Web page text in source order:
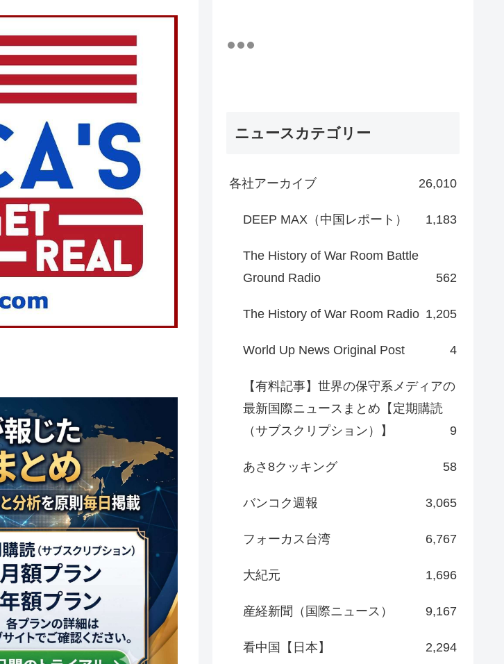
ニュースカテゴリー
各社アーカイブ 26,010
DEEP MAX（中国レポート） 1,183
The History of War Room Battle
Ground Radio
562
The History of War Room Radio 1,205
World Up News Original Post 4
【有料記事】世界の保守系メディアの
最新国際ニュースまとめ【定期購読
（サブスクリプション）】
9
あさ8クッキング 58
バンコク週報 3,065
フォーカス台湾 6,767
大紀元 1,696
産経新聞（国際ニュース） 9,167
看中国【日本】 2,294